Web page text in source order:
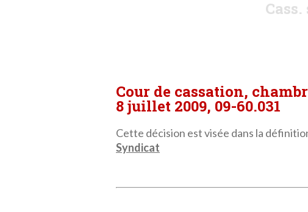
Cour de cassation,
8 juillet 2009, 09-60.031
Cette décision est visée dans la
Syndicat